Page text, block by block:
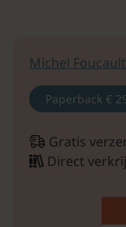
Michel Foucault
Paperback €
Gratis
Direct